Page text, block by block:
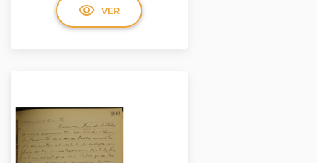
visibility VER